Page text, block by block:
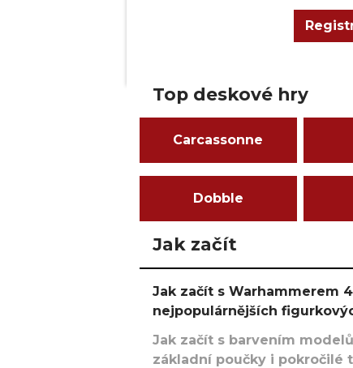
Top deskové hry
Carcassonne
Dobble
Jak začít
Jak začít s Warhammerem
nejpopulárnějších
Jak začít s barvením
základní poučky i pokročilé